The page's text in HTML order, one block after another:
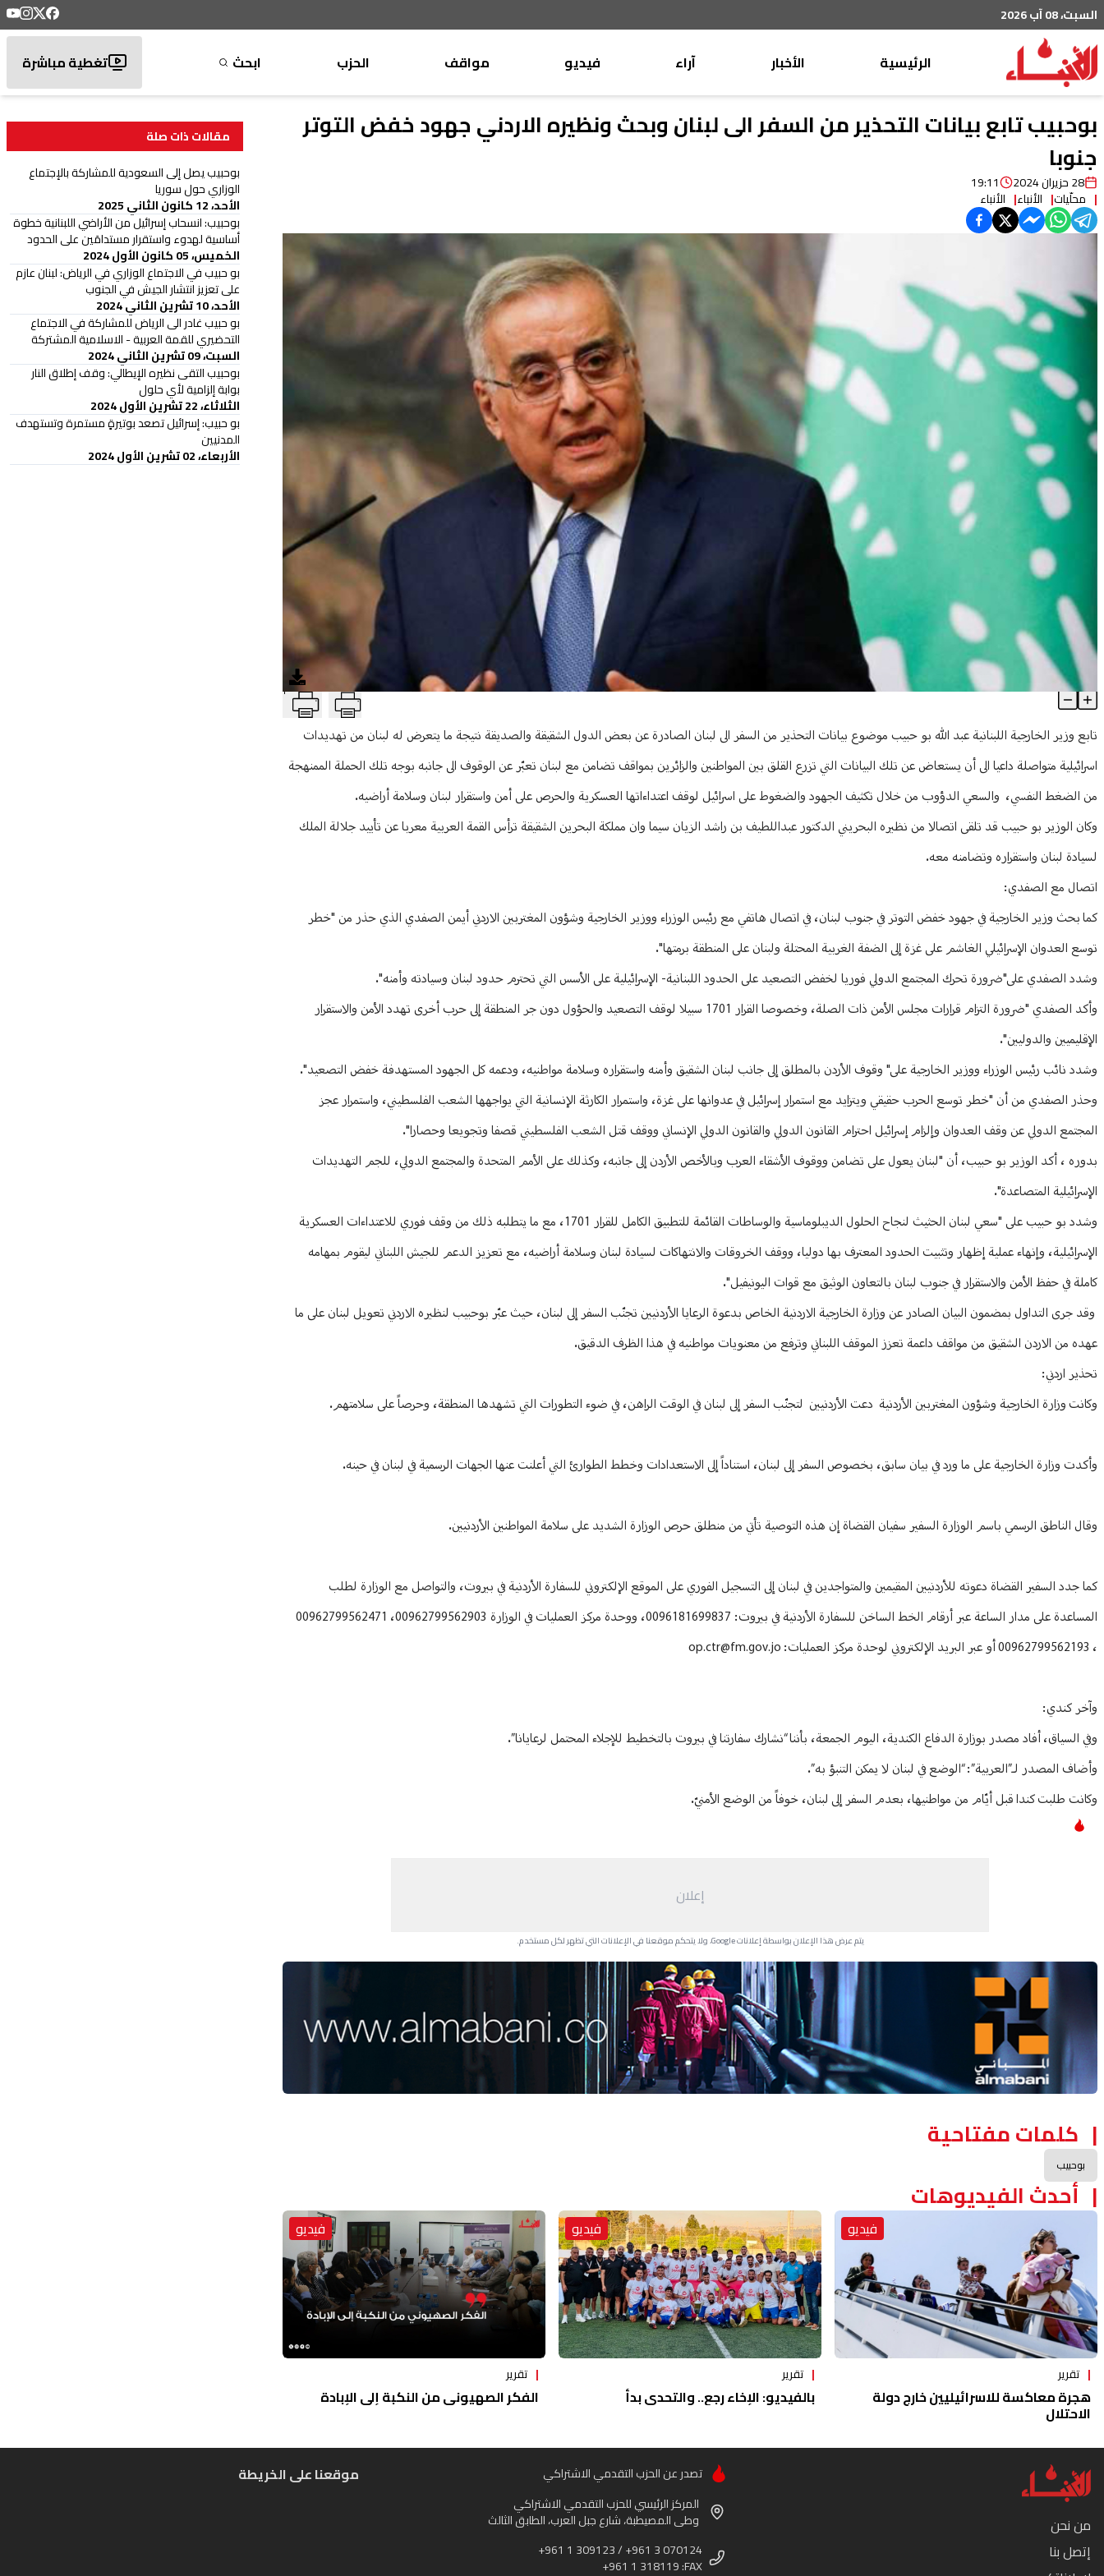
السبت، 08 آب 2026
الرئيسية
الأخبار
محليات
عربي دولي
رياضة
من لبنان
ثقافة ومجتمع
منوعات
آراء
موقف
الأنباء
مختارات
أجنبية
القرّاء
فيديو مواقف
وليد جنبلاط
تيمور جنبلاط
الحزب ابحث تغطية مباشرة
بوحبيب تابع بيانات التحذير من السفر الى لبنان وبحث ونظيره الاردني جهود خفض التوتر
جنوبا
28 حزيران 2024 19:11
محلّيات الأنباء الأنباء
بوحبيب تابع بيانات التحذير من السفر الى لبنان وبحث ونظيره الاردني جهود خفض التوتر جنوبا T
Article Content
تابع وزير الخارجية اللبنانية عبد الله بو حبيب موضوع بيانات التحذير من السفر الى لبنان الصادرة عن بعض الدول الشقيقة والصديقة نتيجة ما يتعرض له لبنان من تهديدات
اسرائيلية متواصلة داعيا الى أن يستعاض عن تلك البيانات التي تزرع القلق بين المواطنين والزائرين بمواقف تضامن مع لبنان تعبّر عن الوقوف الى جانبه بوجه تلك الحملة الممنهجة
من الضغط النفسي، والسعي الدؤوب من خلال تكثيف الجهود والضغوط على اسرائيل لوقف اعتداءاتها العسكرية والحرص على أمن واستقرار لبنان وسلامة أراضيه.
وكان الوزير بو حبيب قد تلقى اتصالا من نظيره البحريني الدكتور عبداللطيف بن راشد الزيان سيما وان مملكة البحرين الشقيقة ترأس القمة العربية معربا عن تأييد جلالة الملك
لسيادة لبنان واستقراره وتضامنه معه.
اتصال مع الصفدي:
كما بحث وزير الخارجية في جهود خفض التوتر في جنوب لبنان، في اتصال هاتفي مع رئيس الوزراء ووزير الخارجية وشؤون المغتربين الاردني أيمن الصفدي الذي حذر من "خطر
توسع العدوان الإسرائيلي الغاشم على غزة إلى الضفة الغربية المحتلة ولبنان على المنطقة برمتها".
وشدد الصفدي على"ضرورة تحرك المجتمع الدولي فوريا لخفض التصعيد على الحدود اللبنانية- الإسرائيلية على الأسس التي تحترم حدود لبنان وسيادته وأمنه".
وأكد الصفدي "ضرورة التزام قرارات مجلس الأمن ذات الصلة، وخصوصا القرار 1701 سبيلا لوقف التصعيد والحؤول دون جر المنطقة إلى حرب أخرى تهدد الأمن والاستقرار
الإقليميين والدوليين".
وشدد نائب رئيس الوزراء ووزير الخارجية على" وقوف الأردن بالمطلق إلى جانب لبنان الشقيق وأمنه واستقراره وسلامة مواطنيه، ودعمه كل الجهود المستهدفة خفض التصعيد".
وحذر الصفدي من أن "خطر توسع الحرب حقيقي ويتزايد مع استمرار إسرائيل في عدوانها على غزة، واستمرار الكارثة الإنسانية التي يواجهها الشعب الفلسطيني، واستمرار عجز
المجتمع الدولي عن وقف العدوان وإلزام إسرائيل احترام القانون الدولي والقانون الدولي الإنساني ووقف قتل الشعب الفلسطيني قصفا وتجويعا وحصارا".
بدوره ، أكد الوزير بو حبيب، أن "لبنان يعول على تضامن ووقوف الأشقاء العرب وبالأخص الأردن إلى جانبه، وكذلك على الأمم المتحدة والمجتمع الدولي، للجم التهديدات
الإسرائيلية المتصاعدة".
وشدد بو حبيب على "سعي لبنان الحثيث لنجاح الحلول الديبلوماسية والوساطات القائمة للتطبيق الكامل للقرار 1701، مع ما يتطلبه ذلك من وقف فوري للاعتداءات العسكرية
الإسرائيلية، وإنهاء عملية إظهار وتثبيت الحدود المعترف بها دوليا، ووقف الخروقات والانتهاكات لسيادة لبنان وسلامة أراضيه، مع تعزيز الدعم للجيش اللبناني ليقوم بمهامه
كاملة في حفظ الأمن والاستقرار في جنوب لبنان بالتعاون الوثيق مع قوات اليونيفيل".
وقد جرى التداول بمضمون البيان الصادر عن وزارة الخارجية الاردنية الخاص بدعوة الرعايا الأردنيين تجنّب السفر إلى لبنان، حيث عبّر بوحبيب لنظيره الاردني تعويل لبنان على ما
عهده من الاردن الشقيق من مواقف داعمة تعزز الموقف اللبناني وترفع من معنويات مواطنيه في هذا الظرف الدقيق.
تحذير اردني:
وكانت وزارة الخارجية وشؤون المغتربين الأردنية دعت الأردنيين لتجنّب السفر إلى لبنان في الوقت الراهن، في ضوء التطورات التي تشهدها المنطقة، وحرصاً على سلامتهم.
وأكدت وزارة الخارجية على ما ورد في بيان سابق، بخصوص السفر إلى لبنان، استناداً إلى الاستعدادات وخطط الطوارئ التي أعلنت عنها الجهات الرسمية في لبنان في حينه.
وقال الناطق الرسمي باسم الوزارة السفير سفيان القضاة إن هذه التوصية تأتي من منطلق حرص الوزارة الشديد على سلامة المواطنين الأردنيين.
كما جدد السفير القضاة دعوته للأردنيين المقيمين والمتواجدين في لبنان إلى التسجيل الفوري على الموقع الإلكتروني للسفارة الأردنية في بيروت، والتواصل مع الوزارة لطلب
المساعدة على مدار الساعة عبر أرقام الخط الساخن للسفارة الأردنية في بيروت: 0096181699837، ووحدة مركز العمليات في الوزارة 00962799562903،
00962799562471
، 00962799562193أو عبر البريد الإلكتروني لوحدة مركز العمليات: op.ctr@fm.gov.jo
وآخر كندي:
وفي السياق، أفاد مصدر بوزارة الدفاع الكندية، اليوم الجمعة، بأننا “نشارك سفارتنا في بيروت بالتخطيط للإجلاء المحتمل لرعايانا”.
وأضاف المصدر لـ”العربية”: “الوضع في لبنان لا يمكن التنبؤ به”.
وكانت طلبت كندا قبل أيّام من مواطنيها، بعدم السفر إلى لبنان، خوفاً من الوضع الأمنيّ.
إعلان
يتم عرض هذا الإعلان بواسطة إعلانات Google، ولا يتحكم موقعنا في الإعلانات التي تظهر لكل مستخدم.
Advertisement Section
كلمات مفتاحية
بوحبيب
أحدث الفيديوهات
فيديو
تقرير
هجرة معاكسة للاسرائيليين خارج دولة
الاحتلال
فيديو
تقرير
بالفيديو: الإخاء رجع.. والتحدي بدأ
فيديو
تقرير
الفكر الصهيوني من النكبة إلى الإبادة
مقالات ذات صلة
بوحبيب يصل إلى السعودية للمشاركة بالإجتماع
الوزاري حول سوريا
الأحد، 12 كانون الثاني 2025
بوحبيب: انسحاب إسرائيل من الأراضي اللبنانية خطوة
أساسية لهدوء واستقرار مستدامَين على الحدود
الخميس، 05 كانون الأول 2024
بو حبيب في الاجتماع الوزاري في الرياض: لبنان عازم
على تعزيز انتشار الجيش في الجنوب
الأحد، 10 تشرين الثاني 2024
بو حبيب غادر الى الرياض للمشاركة في الاجتماع
التحضيري للقمة العربية - الاسلامية المشتركة
السبت، 09 تشرين الثاني 2024
بوحبيب التقى نظيره الإيطالي: وقف إطلاق النار
بوابة إلزامية لأي حلول
الثلاثاء، 22 تشرين الأول 2024
بو حبيب: إسرائيل تصعد بوتيرةٍ مستمرة وتستهدف
المدنيين
الأربعاء، 02 تشرين الأول 2024
من نحن
إتصل بنا
تصدر عن الحزب التقدمي الاشتراكي
المركز الرئيسي للحزب التقدمي الاشتراكي
وطى المصيطبة، شارع جبل العرب، الطابق الثالث
+961 1 309123 / +961 3 070124
+961 1 318119 :FAX
موقعنا على الخريطة